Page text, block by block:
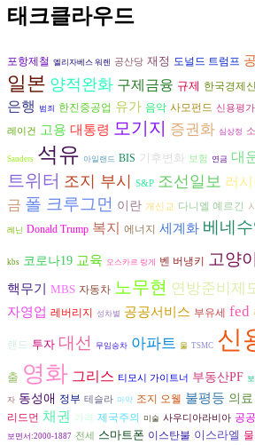
태크클라우드
포항제철 엘리자베스 워렌 공산당 재정 도널드 트럼프
일본 양적완화 구제금융 규제 한국경제
은행 범죄 한진중공업 유가 음악 사모펀드 신용평
레이건 고용 대통령 모기지 증권화 심상정
Sanders 석유 아일랜드 BIS 기후변화 보험 연금 대
트위터 조지 부시 S&P 조선일보 러
금 폴 크루그먼 이란 개신교 다니엘 예르긴
레닌 Donald Trump 복지 에너지 세계화 베네
kbs 코로나19 교육 오스카르 랑게 벤 버냉키 고양이
핵무기 MBS 자동차 노무현 연방준비제
자영업 레버리지 성차별 공공서비스 부유세 fed
랜드 투자 대선 무임승차 아파트 물 TSMC 신
출 영화 그리스 티모시 가이트너 부동산PF
자 동성애 정부 테슬라 마약 조지 오웰 불평등 의료
리드먼 채권 가격 제국주의 미술 사우디아라비아 공
보면서:2000-1887 전세 스마트폰 이스탄불 이스라엘